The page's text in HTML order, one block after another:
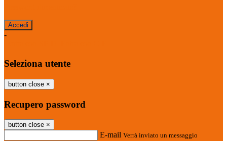
-
Seleziona utente
button close ×
Recupero password
button close ×
E-mail Verrà inviato un messaggio